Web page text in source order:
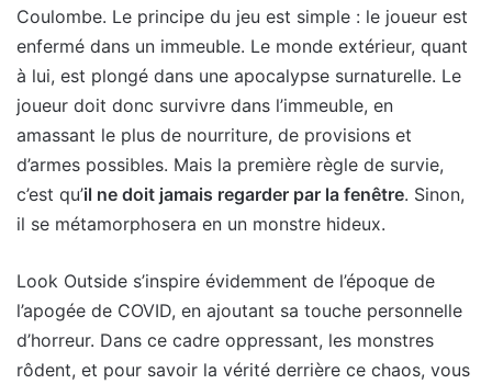
Coulombe. Le principe du jeu est simple : le joueur est
enfermé dans un immeuble. Le monde extérieur, quant
à lui, est plongé dans une apocalypse surnaturelle. Le
joueur doit donc survivre dans l’immeuble, en
amassant le plus de nourriture, de provisions et
d’armes possibles. Mais la première règle de survie,
c’est qu’il ne doit jamais regarder par la fenêtre. Sinon,
il se métamorphosera en un monstre hideux.
Look Outside s’inspire évidemment de l’époque de
l’apogée de COVID, en ajoutant sa touche personnelle
d’horreur. Dans ce cadre oppressant, les monstres
rôdent, et pour savoir la vérité derrière ce chaos, vous